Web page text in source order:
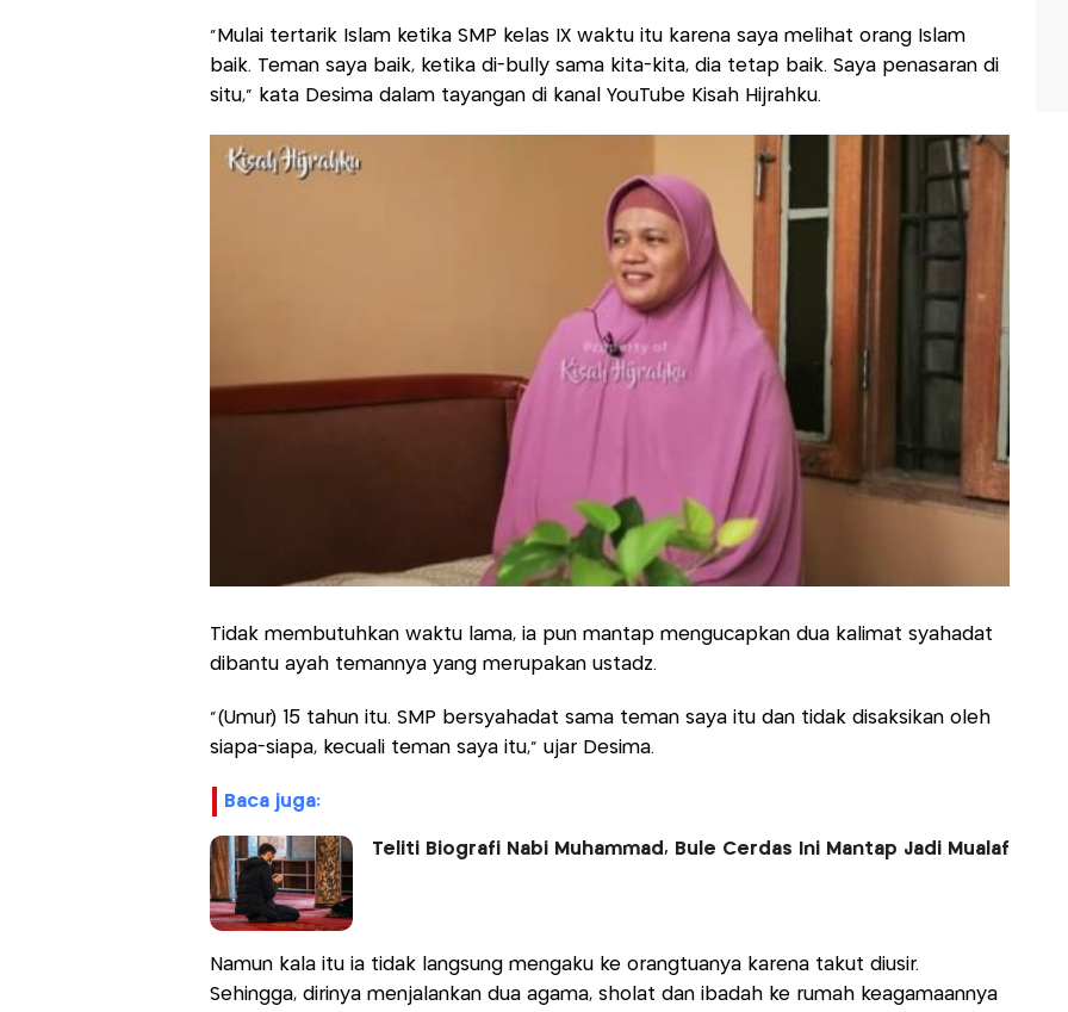
"Mulai tertarik Islam ketika SMP kelas IX waktu itu karena saya melihat orang Islam
baik. Teman saya baik, ketika di-bully sama kita-kita, dia tetap baik. Saya penasaran di
situ," kata Desima dalam tayangan di kanal YouTube Kisah Hijrahku.
Tidak membutuhkan waktu lama, ia pun mantap mengucapkan dua kalimat syahadat
dibantu ayah temannya yang merupakan ustadz.
"(Umur) 15 tahun itu. SMP bersyahadat sama teman saya itu dan tidak disaksikan oleh
siapa-siapa, kecuali teman saya itu," ujar Desima.
baca juga:
Teliti Biografi Nabi Muhammad, Bule Cerdas Ini Mantap Jadi Mualaf
Namun kala itu ia tidak langsung mengaku ke orangtuanya karena takut diusir.
Sehingga, dirinya menjalankan dua agama, sholat dan ibadah ke rumah keagamaannya